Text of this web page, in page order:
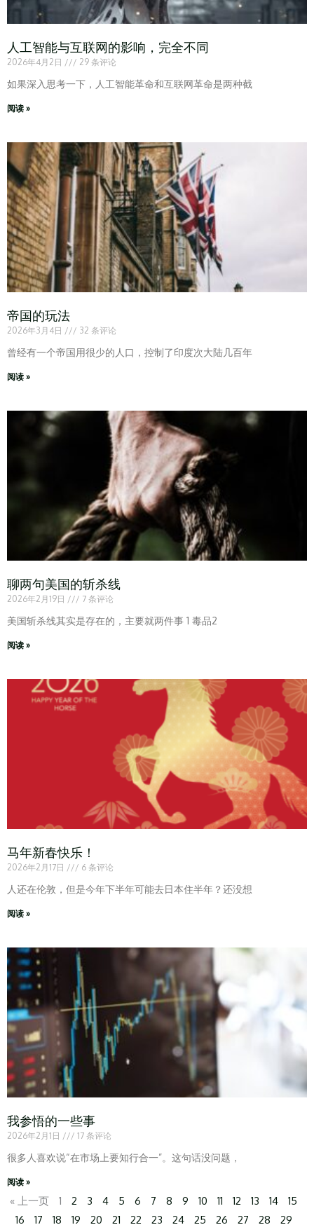
人工智能与互联网的影响，完全不同
2026年4月2日 29 条评论
如果深入思考一下，人工智能革命和互联网革命是两种截
阅读 »
帝国的玩法
2026年3月4日 32 条评论
曾经有一个帝国用很少的人口，控制了印度次大陆几百年
阅读 »
聊两句美国的斩杀线
2026年2月19日 7 条评论
美国斩杀线其实是存在的，主要就两件事 1 毒品2
阅读 »
马年新春快乐！
2026年2月17日 6 条评论
人还在伦敦，但是今年下半年可能去日本住半年？还没想
阅读 »
我参悟的一些事
2026年2月1日 17 条评论
很多人喜欢说“在市场上要知行合一”。这句话没问题，
阅读 »
« 上一页 1 2 3 4 5 6 7 8 9 10 11 12 13 14 15
16 17 18 19 20 21 22 23 24 25 26 27 28 29